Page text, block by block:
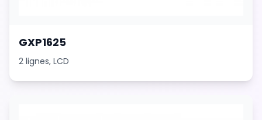
GXP1625
2 lignes, LCD